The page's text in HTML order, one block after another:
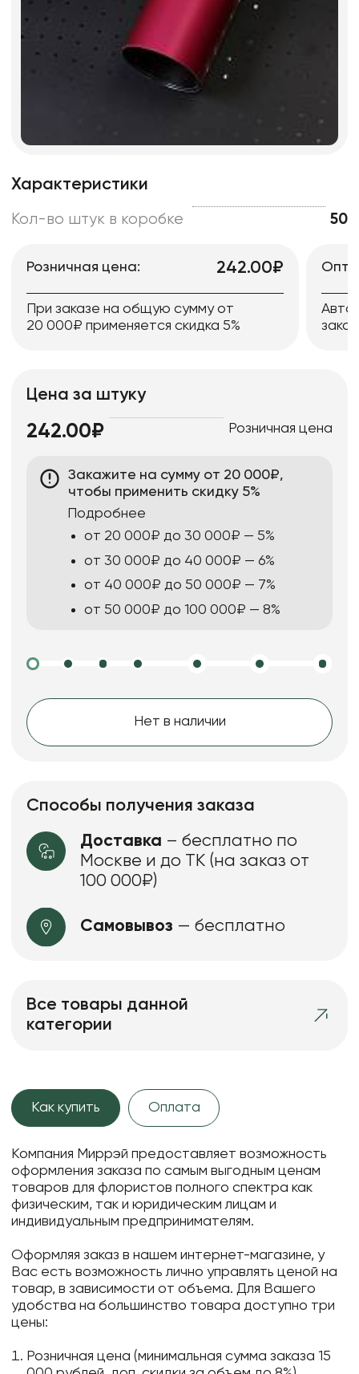
Характеристики
Кол-во штук в коробке 50
Розничная цена: 242.00₽
При заказе на общую сумму от
20 000₽ применяется скидка 5%
Цена за штуку
242.00₽ Розничная цена
Закажите на сумму от 20 000₽,
чтобы применить скидку 5%
Подробнее
от 20 000₽ до 30 000₽ — 5%
от 30 000₽ до 40 000₽ — 6%
от 40 000₽ до 50 000₽ — 7%
от 50 000₽ до 100 000₽ — 8%
Нет в наличии
Способы получения заказа
Доставка – бесплатно по
Москве и до ТК (на заказ от
100 000₽)
Самовывоз — бесплатно
Все товары данной
категории
Как купить Оплата
Компания Миррэй предоставляет возможность
оформления заказа по самым выгодным ценам
товаров для флористов полного спектра как
физическим, так и юридическим лицам и
индивидуальным предпринимателям.
Оформляя заказ в нашем интернет-магазине, у
Вас есть возможность лично управлять ценой на
товар, в зависимости от объема. Для Вашего
удобства на большинство товара доступно три
цены:
Розничная цена (минимальная сумма заказа 15